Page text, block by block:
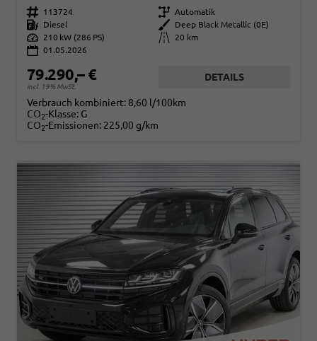
Fahrzeugnr. 113724 Getriebe Automatik
Kraftstoff
Diesel Außenfarbe
Deep Black Metallic (0E)
Leistung
210 kW (286 PS) Kilometerstand
20 km
01.05.2026
79.290,– €
incl. 19% MwSt.
DETAILS
Verbrauch kombiniert: 8,60 l/100km
CO2-Klasse: G
CO2-Emissionen: 225,00 g/km